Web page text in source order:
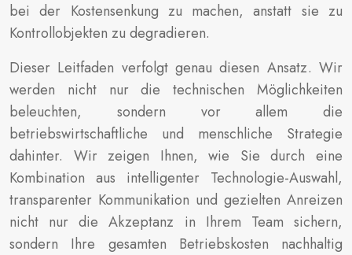
bei der Kostensenkung zu machen, anstatt sie zu
Kontrollobjekten zu degradieren.
Dieser Leitfaden verfolgt genau diesen Ansatz. Wir
werden nicht nur die technischen Möglichkeiten
beleuchten, sondern vor allem die
betriebswirtschaftliche und menschliche Strategie
dahinter. Wir zeigen Ihnen, wie Sie durch eine
Kombination aus intelligenter Technologie-Auswahl,
transparenter Kommunikation und gezielten Anreizen
nicht nur die Akzeptanz in Ihrem Team sichern,
sondern Ihre gesamten Betriebskosten nachhaltig